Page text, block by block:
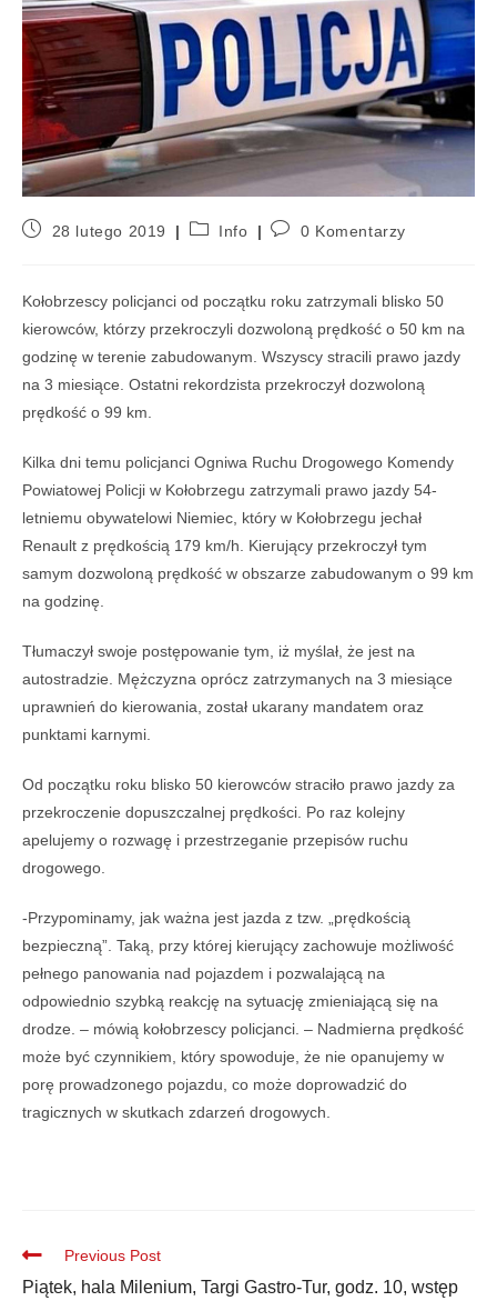
28 lutego 2019 Info 0 Komentarzy
Kołobrzescy policjanci od początku roku zatrzymali blisko 50
kierowców, którzy przekroczyli dozwoloną prędkość o 50 km na
godzinę w terenie zabudowanym. Wszyscy stracili prawo jazdy
na 3 miesiące. Ostatni rekordzista przekroczył dozwoloną
prędkość o 99 km.
Kilka dni temu policjanci Ogniwa Ruchu Drogowego Komendy
Powiatowej Policji w Kołobrzegu zatrzymali prawo jazdy 54-
letniemu obywatelowi Niemiec, który w Kołobrzegu jechał
Renault z prędkością 179 km/h. Kierujący przekroczył tym
samym dozwoloną prędkość w obszarze zabudowanym o 99 km
na godzinę.
Tłumaczył swoje postępowanie tym, iż myślał, że jest na
autostradzie. Mężczyzna oprócz zatrzymanych na 3 miesiące
uprawnień do kierowania, został ukarany mandatem oraz
punktami karnymi.
Od początku roku blisko 50 kierowców straciło prawo jazdy za
przekroczenie dopuszczalnej prędkości. Po raz kolejny
apelujemy o rozwagę i przestrzeganie przepisów ruchu
drogowego.
-Przypominamy, jak ważna jest jazda z tzw. „prędkością
bezpieczną”. Taką, przy której kierujący zachowuje możliwość
pełnego panowania nad pojazdem i pozwalającą na
odpowiednio szybką reakcję na sytuację zmieniającą się na
drodze. – mówią kołobrzescy policjanci. – Nadmierna prędkość
może być czynnikiem, który spowoduje, że nie opanujemy w
porę prowadzonego pojazdu, co może doprowadzić do
tragicznych w skutkach zdarzeń drogowych.
Previous Post
Piątek, hala Milenium, Targi Gastro-Tur, godz. 10, wstęp